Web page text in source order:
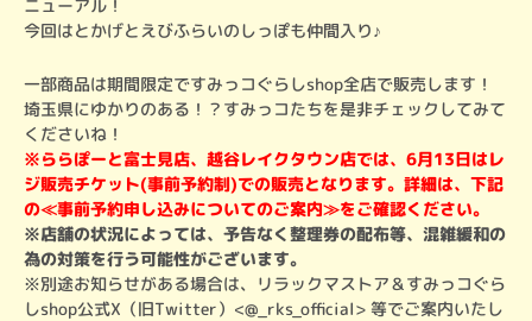
ニューアル！
今回はとかげとえびふらいのしっぽも仲間入り♪
一部商品は期間限定ですみっコぐらしshop全店で販売します！
埼玉県にゆかりのある！？すみっコたちを是非チェックしてみて
くださいね！
※ららぽーと富士見店、越谷レイクタウン店では、6月13日はレ
ジ販売チケット(事前予約制)での販売となります。詳細は、下記
の≪事前予約申し込みについてのご案内≫をご確認ください。
※店舗の状況によっては、予告なく整理券の配布等、混雑緩和の
為の対策を行う可能性がございます。
※別途お知らせがある場合は、リラックマストア＆すみっコぐら
しshop公式X（旧Twitter）<@_rks_official> 等でご案内いたし